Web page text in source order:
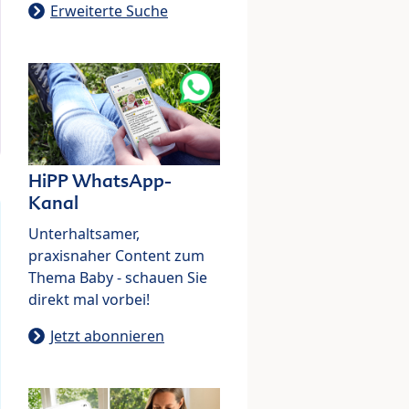
Erweiterte Suche
HiPP WhatsApp-
Kanal
Unterhaltsamer,
praxisnaher Content zum
Thema Baby - schauen Sie
direkt mal vorbei!
Jetzt abonnieren